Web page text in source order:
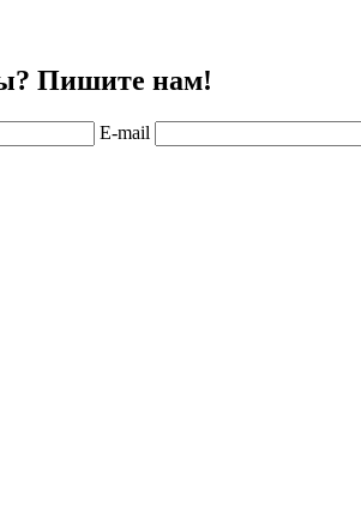
Пишите нам!
E-mail